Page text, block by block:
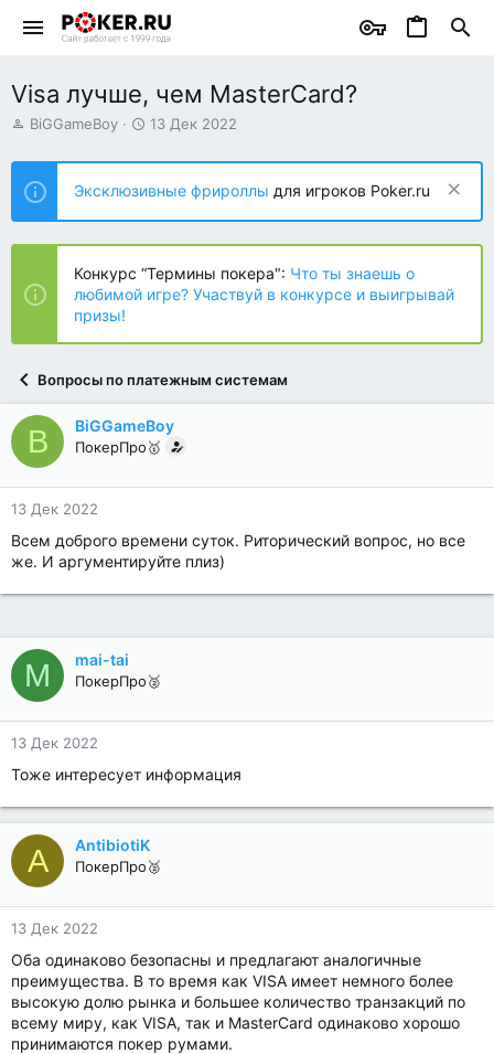
Visa лучше, чем MasterCard?
А
т
о
р
т
е
ы
BiGGameBoy
Д
т
н
а
ч
л
а
13 Дек 2022
Эксклюзивные фрироллы для игроков Poker.ru
Конкурс “Термины покера": Что ты знаешь о
любимой игре? Участвуй в конкурсе и выигрывай
призы!
Вопросы по платежным системам
B BiGGameBoy
ПокерПро🥇
13 Дек 2022
Всем доброго времени суток. Риторический вопрос, но все
же. И аргументируйте плиз)
M mai-tai
ПокерПро🥈
13 Дек 2022
Тоже интересует информация
A AntibiotiK
ПокерПро🥈
13 Дек 2022
Оба одинаково безопасны и предлагают аналогичные
преимущества. В то время как VISA имеет немного более
высокую долю рынка и большее количество транзакций по
всему миру, как VISA, так и MasterCard одинаково хорошо
принимаются покер румами.